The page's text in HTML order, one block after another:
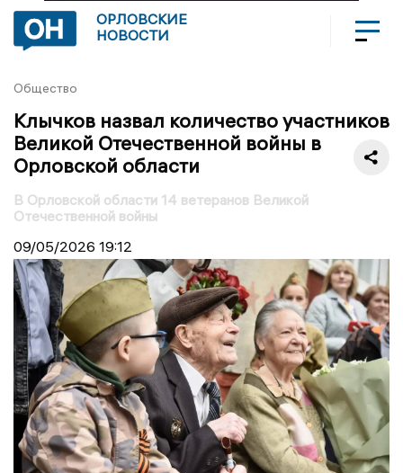
ОРЛОВСКИЕ
НОВОСТИ
Общество
Клычков назвал количество участников
Великой Отечественной войны в
Орловской области
В Орловской области 14 ветеранов Великой
Отечественной войны
09/05/2026 19:12